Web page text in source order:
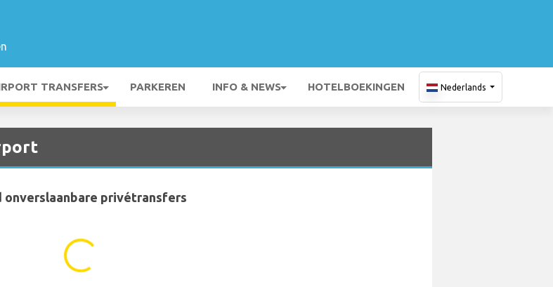
TRANSFERS PARKEREN INFO & NEWS HOTELBOEKINGEN Nederlands
onverslaanbare privétransfers